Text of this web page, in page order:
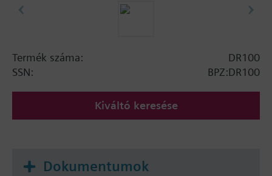
Termék száma:
DR100
SSN:
BPZ:DR100
Kiváltó keresése
Dokumentumok